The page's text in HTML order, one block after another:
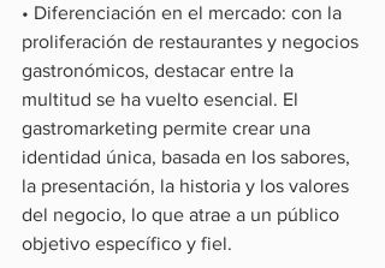
• Diferenciación en el mercado: con la
proliferación de restaurantes y negocios
gastronómicos, destacar entre la
multitud se ha vuelto esencial. El
gastromarketing permite crear una
identidad única, basada en los sabores,
la presentación, la historia y los valores
del negocio, lo que atrae a un público
objetivo específico y fiel.